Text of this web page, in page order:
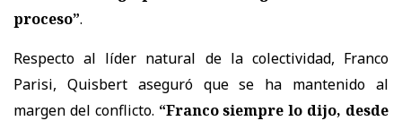
proceso”.
Respecto al líder natural de la colectividad, Franco
Parisi, Quisbert aseguró que se ha mantenido al
margen del conflicto. “Franco siempre lo dijo, desde